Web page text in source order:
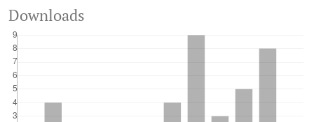
Downloads